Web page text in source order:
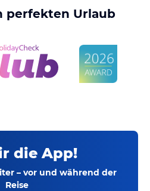
perfekten Urlaub
die App!
– vor und während der
Reise